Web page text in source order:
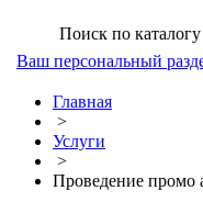
Поиск по каталогу
Ваш персональный
Главная
>
Услуги
>
Проведение